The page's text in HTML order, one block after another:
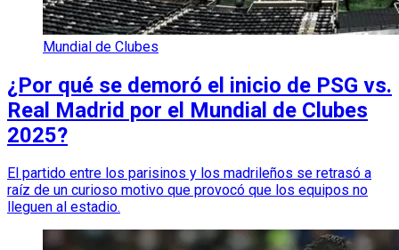
Mundial de Clubes
¿Por qué se demoró el inicio de PSG vs.
Real Madrid por el Mundial de Clubes
2025?
El partido entre los parisinos y los madrileños se retrasó a
raíz de un curioso motivo que provocó que los equipos no
lleguen al estadio.